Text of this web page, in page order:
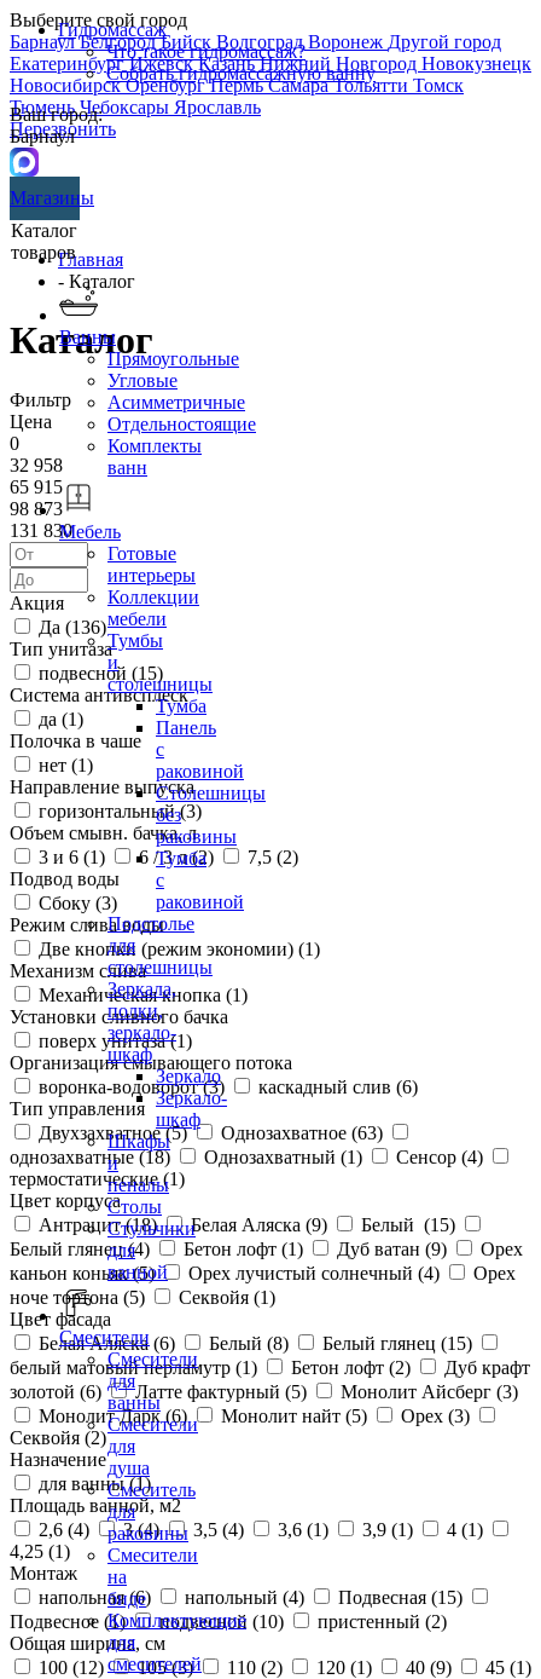
Выберите свой город
БарнаулБелгородБийск ВолгоградВоронеж Другой город
ЕкатеринбургИжевскКазаньНижний Новгород Новокузнецк
НовосибирскОренбургПермьСамараТольятти Томск
ТюменьЧебоксары Ярославль
Перезвонить
Гидромассаж
Что такое гидромассаж?
Собрать гидромассажную ванну
Ваш город:
Барнаул
Магазины
Каталог
товаров
Ванны
Прямоугольные
Угловые
Асимметричные
Отдельностоящие
Комплекты
ванн
Мебель
Готовые
интерьеры
Коллекции
мебели
Тумбы
и
столешницы
Тумба
Панель
с
раковиной
Столешницы
без
раковины
Тумба
с
раковиной
Подстолье
для
столешницы
Зеркала,
полки,
зеркало-
шкаф
Зеркало
Зеркало-
шкаф
Шкафы
и
пеналы
Столы
Стульчики
для
ванной
Смесители
Смесители
для
ванны
Смесители
для
душа
Смеситель
для
раковины
Смесители
на
биде
Комплектующие
для
смесителей
Главная
- Каталог
Каталог
Фильтр
Цена
0
32 958
65 915
98 873
131 830
Акция
Да (136)
Тип унитаза
подвесной (15)
Система антивсплеск
да (1)
Полочка в чаше
нет (1)
Направление выпуска
горизонтальный (3)
Объем смывн. бачка, л
3 и 6 (1) 6 / 3 л (2) 7,5 (2)
Подвод воды
Сбоку (3)
Режим слива воды
Две кнопки (режим экономии) (1)
Механизм слива
Механическая кнопка (1)
Установки сливного бачка
поверх унитаза (1)
Организация смывающего потока
воронка-водоворот (3) каскадный слив (6)
Тип управления
Двухзахватное (5) Однозахватное (63)
однозахватные (18) Однозахватный (1) Сенсор (4)
термостатические (1)
Цвет корпуса
Антрацит (18) Белая Аляска (9) Белый (15)
Белый глянец (4) Бетон лофт (1) Дуб ватан (9)
Орех
каньон коньяк (5) Орех лучистый солнечный (4)
Орех
ноче тортона (5) Секвойя (1)
Цвет фасада
Белая Аляска (6) Белый (8) Белый глянец (15)
белый матовый перламутр (1) Бетон лофт (2)
Дуб крафт
золотой (6) Латте фактурный (5) Монолит Айсберг (3)
Монолит Дарк (6) Монолит найт (5) Орех (3)
Секвойя (2)
Назначение
для ванны (1)
Площадь ванной, м2
2,6 (4) 3 (4) 3,5 (4) 3,6 (1) 3,9 (1) 4 (1)
4,25 (1)
Монтаж
напольная (6) напольный (4) Подвесная (15)
Подвесное (1) подвесной (10) пристенный (2)
Общая ширина, см
100 (12) 105 (3) 110 (2) 120 (1) 40 (9) 45 (1)